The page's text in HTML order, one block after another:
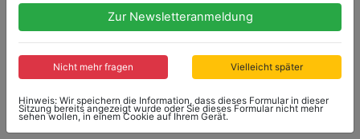
Startpreis
800,00 €
Ergebnis
800,00 €
Endet: 01.10.2023 17:10:40
Zur Newsletteranmeldung
Nicht mehr fragen Vielleicht später
Hinweis: Wir speichern die Information, dass dieses Formular in dieser
Sitzung bereits angezeigt wurde oder Sie dieses Formular nicht mehr
sehen wollen, in einem Cookie auf Ihrem Gerät.